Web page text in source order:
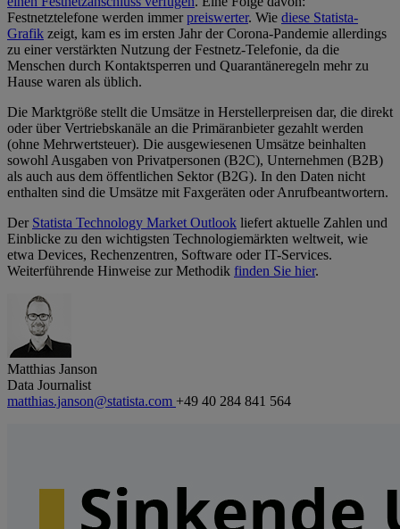
Festnetztelefone werden immerpreiswerter. Wie diese Statista-
Grafik zeigt, kam es im ersten Jahr der Corona-Pandemie allerdings
zu einer verstärkten Nutzung der Festnetz-Telefonie, da die
Menschen durch Kontaktsperren und Quarantäneregeln mehr zu
Hause waren als üblich.
Die Marktgröße stellt die Umsätze in Herstellerpreisen dar, die direkt
oder über Vertriebskanäle an die Primäranbieter gezahlt werden
(ohne Mehrwertsteuer). Die ausgewiesenen Umsätze beinhalten
sowohl Ausgaben von Privatpersonen (B2C), Unternehmen (B2B)
als auch aus dem öffentlichen Sektor (B2G). In den Daten nicht
enthalten sind die Umsätze mit Faxgeräten oder Anrufbeantwortern.
Der Statista Technology Market Outlook liefert aktuelle Zahlen und
Einblicke zu den wichtigsten Technologiemärkten weltweit, wie
etwa Devices, Rechenzentren, Software oder IT-Services.
Weiterführende Hinweise zur Methodik finden Sie hier.
Matthias Janson
Data Journalist
matthias.janson@statista.com +49 40 284 841 564